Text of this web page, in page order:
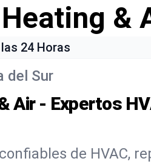
&
las 24 Horas
del Sur
Air - Expertos
de HVAC,